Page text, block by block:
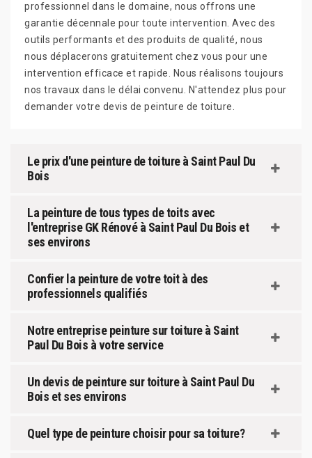
professionnel dans le domaine, nous offrons une
garantie décennale pour toute intervention. Avec des
outils performants et des produits de qualité, nous
nous déplacerons gratuitement chez vous pour une
intervention efficace et rapide. Nous réalisons toujours
nos travaux dans le délai convenu. N'attendez plus pour
demander votre devis de peinture de toiture.
Le prix d'une peinture de toiture à Saint Paul Du
Bois
La peinture de tous types de toits avec
l'entreprise GK Rénové à Saint Paul Du Bois et
ses environs
Confier la peinture de votre toit à des
professionnels qualifiés
Notre entreprise peinture sur toiture à Saint
Paul Du Bois à votre service
Un devis de peinture sur toiture à Saint Paul Du
Bois et ses environs
Quel type de peinture choisir pour sa toiture?